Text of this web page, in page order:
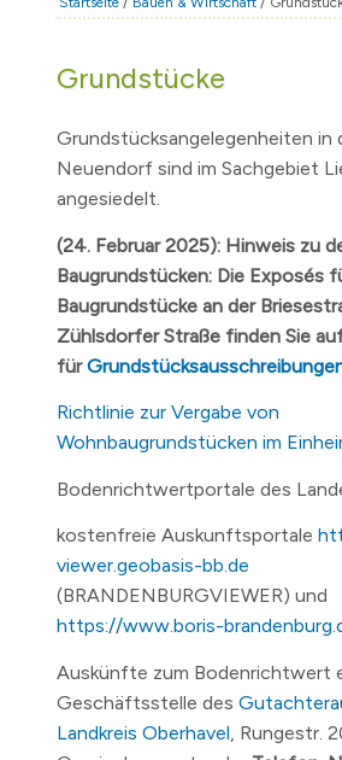
FAMILIE &
BAUEN &
Grundstücke
Grundstücksangelegenheiten in
Neuendorf sind im Sachgebiet
angesiedelt.
(24. Februar 2025): Hinweis zu
Baugrundstücken: Die Exposés
Baugrundstücke an der
Zühlsdorfer Straße finden Sie
für
Richtlinie zur Vergabe von
Wohnbaugrundstücken im
Bodenrichtwertportale des
kostenfreie Auskunftsportale
viewer.geobasis-bb.de
(BRANDENBURGVIEWER) und
https://www.boris-
Auskünfte zum Bodenrichtwert
Geschäftsstelle des
Landkreis Oberhavel, Rungestr.